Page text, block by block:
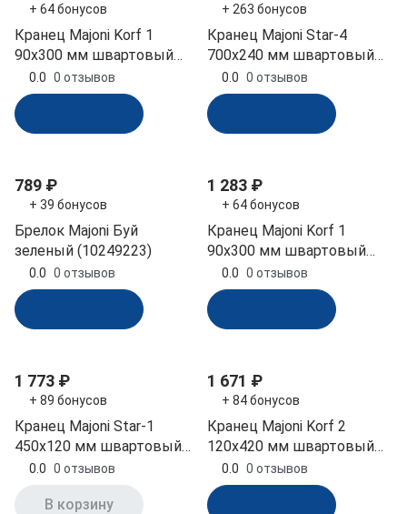
+ 64 бонусов
Кранец Majoni Korf 1
90х300 мм швартовый
надувной синий
(10005514)
0.0 0 отзывов
+ 263 бонусов
Кранец Majoni Star-4
700х240 мм швартовый
надувной белый
(10005511)
0.0 0 отзывов
789 ₽
+ 39 бонусов
Брелок Majoni Буй
зеленый (10249223)
0.0 0 отзывов
1 283 ₽
+ 64 бонусов
Кранец Majoni Korf 1
90х300 мм швартовый
надувной красный
(10262181)
0.0 0 отзывов
1 773 ₽
+ 89 бонусов
Кранец Majoni Star-1
450х120 мм швартовый
надувной белый
0.0 0 отзывов
В корзину
1 671 ₽
+ 84 бонусов
Кранец Majoni Korf 2
120х420 мм швартовый
надувной черный
(10262185)
0.0 0 отзывов